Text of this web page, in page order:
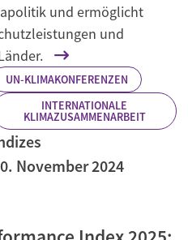
und ermöglicht
und
UN-KLIMAKONFERENZEN
INTERNATIONALE
KLIMAZUSAMMENARBEIT
November 2024